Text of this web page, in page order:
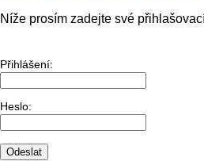
Níže prosím zadejte své
Přihlášení:
Heslo: